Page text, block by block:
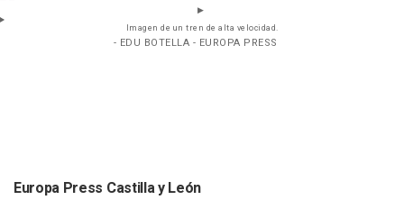
Imagen de un tren de alta velocidad.
- EDU BOTELLA - EUROPA PRESS
Europa Press Castilla y León